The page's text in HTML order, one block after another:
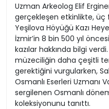
Uzman Arkeolog Elif
gerçekleşen etkinlikte, üç
Yeşilova Höyüğü Kazı
İzmir’in 8 bin 500 yıl
kazılar hakkında bilgi
müzeciliğin daha çeşitli
gerektiğini vurgularken,
Osmanlı Eserleri Uzmanı
sergilenen Osmanlı
koleksiyonunu tanıttı.